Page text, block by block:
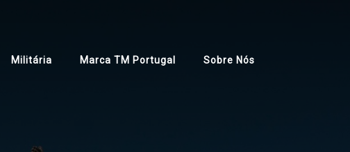
Militária Marca TM Portugal Sobre Nós